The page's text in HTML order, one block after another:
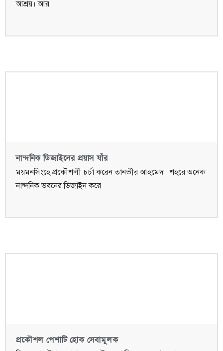
আশ্রয়। আর
নান্দনিক ডিজাইনের প্রয়াস যাঁর
ময়মনসিংহে প্রকৌশলী চর্চা করেন তানভীর আহমেদ। শহরে অনেক
নান্দনিক ভবনের ডিজাইন করে
প্রকৌশল পেশাটি হোক সেবামূলক